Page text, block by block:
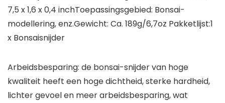
7,5 x 1,6 x 0,4 inchToepassingsgebied: Bonsai-
modellering, enz.Gewicht: Ca. 189g/6,7oz Pakketlijst:1
x Bonsaisnijder
Arbeidsbesparing: de bonsai-snijder van hoge
kwaliteit heeft een hoge dichtheid, sterke hardheid,
lichter gevoel en meer arbeidsbesparing, wat